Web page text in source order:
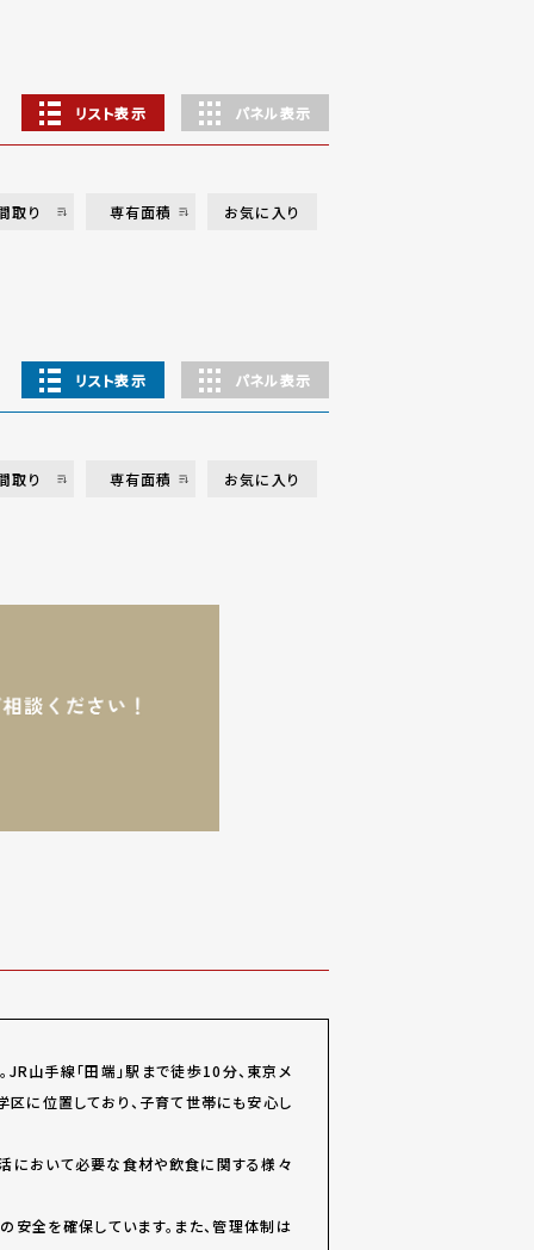
リスト表示 パネル表示
取り 専有面積 お気に入り
リスト表示 パネル表示
取り 専有面積 お気に入り
山手線「田端」駅まで徒歩10分、東京メ
区に位置しており、子育て世帯にも安心し
において必要な食材や飲食に関する様々
安全を確保しています。また、管理体制は